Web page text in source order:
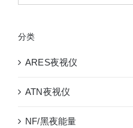
索：
分类
ARES夜视仪
ATN夜视仪
NF/黑夜能量